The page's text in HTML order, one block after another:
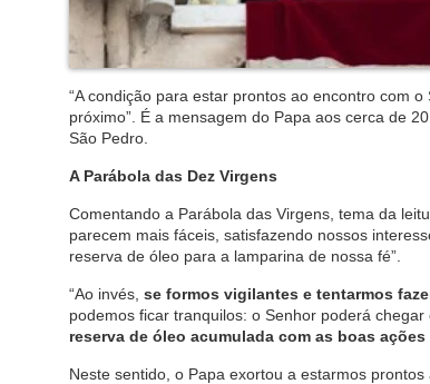
“A condição para estar prontos ao encontro com
próximo”. É a mensagem do Papa aos cerca de
São Pedro.
A Parábola das Dez Virgens
Comentando a Parábola das Virgens, tema da
parecem mais fáceis, satisfazendo nossos
reserva de óleo para a lamparina de nossa fé”.
“Ao invés, se formos vigilantes e tentarmos
podemos ficar tranquilos: o Senhor poderá
reserva de óleo acumulada com as boas
Neste sentido, o Papa exortou a estarmos